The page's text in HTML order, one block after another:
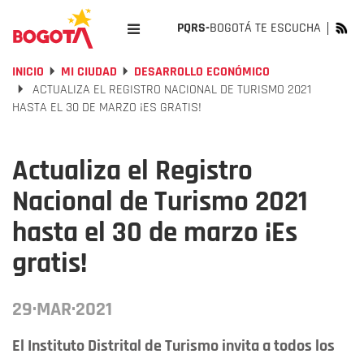
PQRS-BOGOTÁ TE ESCUCHA
INICIO MI CIUDAD
DESARROLLO ECONÓMICO
ACTUALIZA EL REGISTRO NACIONAL DE TURISMO 2021
HASTA EL 30 DE MARZO ¡ES GRATIS!
Actualiza el Registro
Nacional de Turismo 2021
hasta el 30 de marzo ¡Es
gratis!
29·MAR·2021
El Instituto Distrital de Turismo invita a todos los